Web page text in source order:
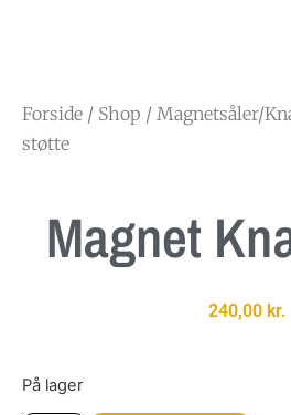
Forside / Shop / Magnetsåler/
støtte
Magnet
240,00 kr.
På lager